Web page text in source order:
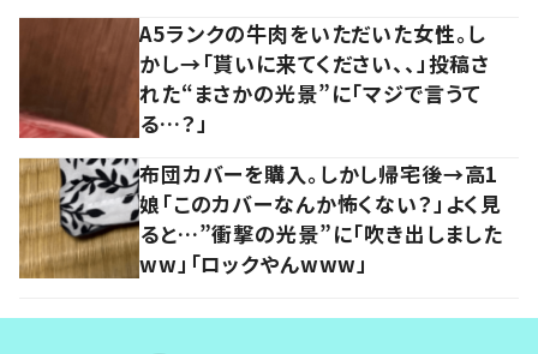
A5ランクの牛肉をいただいた女性。し
かし→「貰いに来てください、、」投稿さ
れた“まさかの光景”に「マジで言うて
る…？」
布団カバーを購入。しかし帰宅後→高1
娘「このカバーなんか怖くない？」よく見
ると…”衝撃の光景”に「吹き出しました
ww」「ロックやんwww」